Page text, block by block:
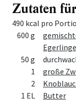
Zutaten
490 kcal pro
Menge Zutat
600 g
50 g
1
große
2
1 EL
Butter